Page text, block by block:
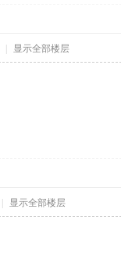
显示全部楼层
显示全部楼层